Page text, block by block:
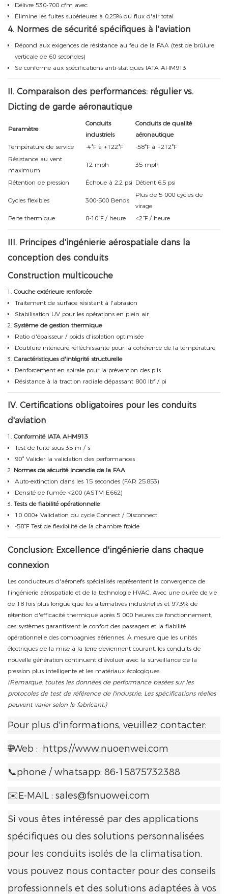
Délivre 530-700 cfm avec
Élimine les fuites supérieures à 0,25% du flux d'air total
4. Normes de sécurité spécifiques à l'aviation
Répond aux exigences de résistance au feu de la FAA (test de brûlure
verticale de 60 secondes)
Se conforme aux spécifications anti-statiques IATA AHM913
II. Comparaison des performances: régulier vs.
Dicting de garde aéronautique
Paramètre
Conduits
industriels
Conduits de qualité
aéronautique
Température de service
-4°F à +122°F
-58°F à +212°F
Résistance au vent
maximum
12 mph 35 mph
Rétention de pression Échoue à 2,2 psi Détient 6,5 psi
Cycles flexibles 300-500 Bends
Plus de 5 000 cycles de
virage
Perte thermique
8-10°F / heure <2°F / heure
III. Principes d'ingénierie aérospatiale dans la
conception des conduits
Construction multicouche
Couche extérieure renforcée
Traitement de surface résistant à l'abrasion
Stabilisation UV pour les opérations en plein air
Système de gestion thermique
Ratio d'épaisseur / poids d'isolation optimisée
Doublure intérieure réfléchissante pour la cohérence de la température
Caractéristiques d'intégrité structurelle
Renforcement en spirale pour la prévention des plis
Résistance à la traction radiale dépassant 800 lbf / pi
IV. Certifications obligatoires pour les conduits
d'aviation
Conformité IATA AHM913
Test de fuite sous 35 m / s
90° Valider la validation des performances
Normes de sécurité incendie de la FAA
Auto-extinction dans les 15 secondes (FAR 25.853)
Densité de fumée <200 (ASTM E662)
Tests de fiabilité opérationnelle
10 000+ Validation du cycle Connect / Disconnect
-58°F Test de flexibilité de la chambre froide
Conclusion: Excellence d'ingénierie dans chaque
connexion
Les conducteurs d'aéronefs spécialisés représentent la convergence de
l'ingénierie aérospatiale et de la technologie HVAC. Avec une durée de vie
de 18 fois plus longue que les alternatives industrielles et 97,3% de
rétention d'efficacité thermique après 5 000 heures de fonctionnement,
ces systèmes garantissent le confort des passagers et la fiabilité
opérationnelle des compagnies aériennes. À mesure que les unités
électriques de la mise à la terre deviennent courant, les conduits de
nouvelle génération continuent d'évoluer avec la surveillance de la
pression plus intelligente et les matériaux écologiques.
(Remarque: toutes les données de performance basées sur les
protocoles de test de référence de l'industrie. Les spécifications réelles
peuvent varier selon le fabricant.)
Pour plus d'informations, veuillez contacter:
🌐Web : https://www.nuoenwei.com
📞phone / whatsapp: 86-15875732388
✉️E-MAIL : sales@fsnuowei.com
Si vous êtes intéressé par des applications
spécifiques ou des solutions personnalisées
pour les conduits isolés de la climatisation,
vous pouvez nous contacter pour des conseils
professionnels et des solutions adaptées à vos